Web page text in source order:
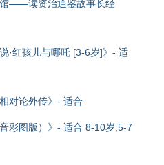
——读资治通鉴故事长经
·红孩儿与哪吒 [3-6岁]》- 适
对论外传》- 适合
彩图版）》- 适合 8-10岁,5-7